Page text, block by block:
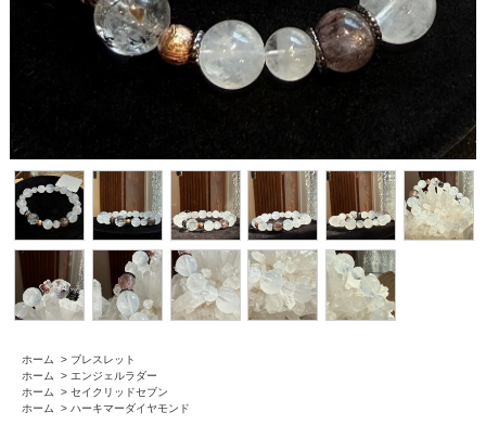
ホーム > ブレスレット
ホーム
> エンジェルラダー
ホーム
> セイクリッドセブン
ホーム
> ハーキマーダイヤモンド